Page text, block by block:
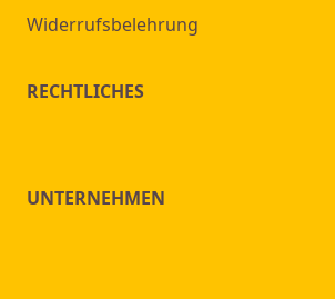
Widerrufsbelehrung
RECHTLICHES
UNTERNEHMEN